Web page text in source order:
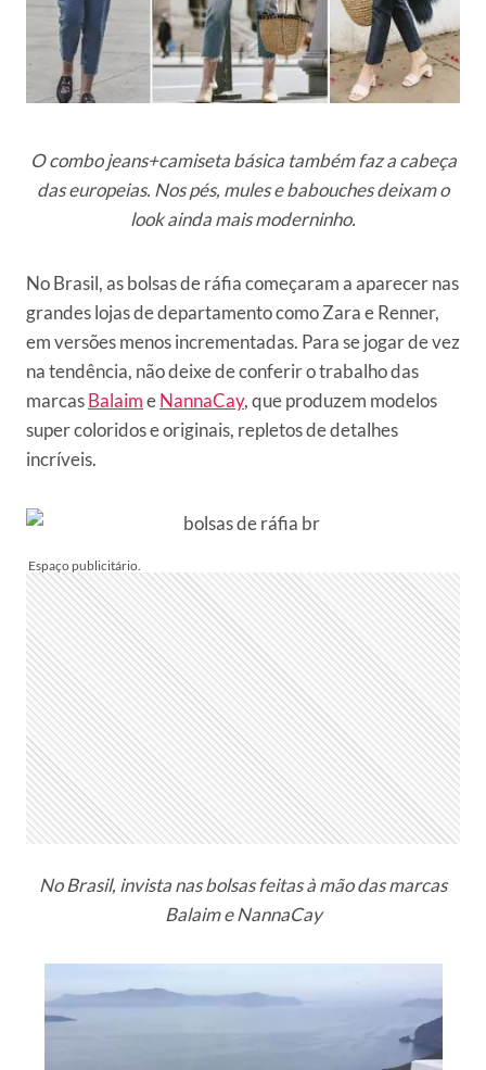
O combo jeans+camiseta básica também faz a cabeça
das europeias. Nos pés, mules e babouches deixam o
look ainda mais moderninho.
No Brasil, as bolsas de ráfia começaram a aparecer nas
grandes lojas de departamento como Zara e Renner,
em versões menos incrementadas. Para se jogar de vez
na tendência, não deixe de conferir o trabalho das
marcasBalaimeNannaCay, que produzem modelos
super coloridos e originais, repletos de detalhes
incríveis.
No Brasil, invista nas bolsas feitas à mão das marcas
Balaim e NannaCay